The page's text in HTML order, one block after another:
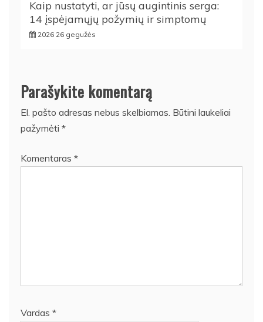
Kaip nustatyti, ar jūsų augintinis serga:
14 įspėjamųjų požymių ir simptomų
2026 26 gegužės
Parašykite komentarą
El. pašto adresas nebus skelbiamas. Būtini laukeliai
pažymėti *
Komentaras *
Vardas *